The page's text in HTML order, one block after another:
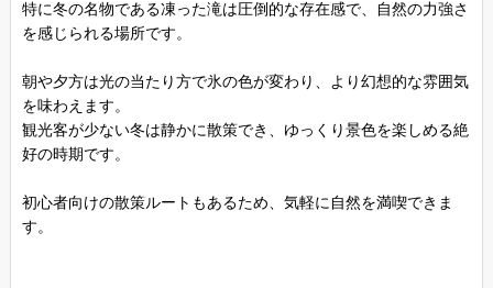
特に冬の名物である凍った滝は圧倒的な存在感で、自然の力強さ
を感じられる場所です。
朝や夕方は光の当たり方で氷の色が変わり、より幻想的な雰囲気
を味わえます。
観光客が少ない冬は静かに散策でき、ゆっくり景色を楽しめる絶
好の時期です。
初心者向けの散策ルートもあるため、気軽に自然を満喫できま
す。